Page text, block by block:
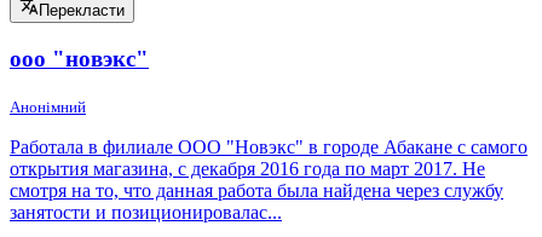
Перекласти
ооо "новэкс"
Анонімний
Работала в филиале ООО "Новэкс" в городе Абакане с самого
открытия магазина, с декабря 2016 года по март 2017. Не
смотря на то, что данная работа была найдена через службу
занятости и позиционировалас...